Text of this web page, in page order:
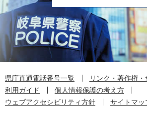
県庁直通電話番号一覧
リンク・著作権
利用ガイド
個人情報保護の考え方
ウェブアクセシビリティ方針
サイトマッ